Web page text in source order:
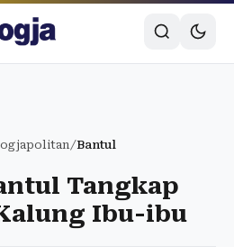
/Bantul
Tangkap
Ibu-ibu